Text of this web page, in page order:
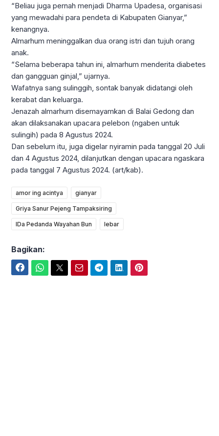
“Beliau juga pernah menjadi Dharma Upadesa, organisasi
yang mewadahi para pendeta di Kabupaten Gianyar,”
kenangnya.
Almarhum meninggalkan dua orang istri dan tujuh orang
anak.
“Selama beberapa tahun ini, almarhum menderita diabetes
dan gangguan ginjal,” ujarnya.
Wafatnya sang sulinggih, sontak banyak didatangi oleh
kerabat dan keluarga.
Jenazah almarhum disemayamkan di Balai Gedong dan
akan dilaksanakan upacara pelebon (ngaben untuk
sulingih) pada 8 Agustus 2024.
Dan sebelum itu, juga digelar nyiramin pada tanggal 20 Juli
dan 4 Agustus 2024, dilanjutkan dengan upacara ngaskara
pada tanggal 7 Agustus 2024. (art/kab).
amor ing acintya gianyar
Griya Sanur Pejeng Tampaksiring
IDa Pedanda Wayahan Bun lebar
Bagikan: